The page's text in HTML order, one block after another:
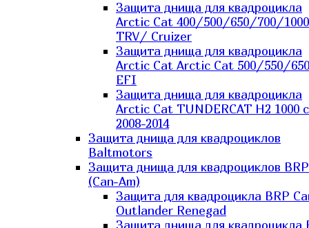
Защита днища для квадроцикла
Arctic Cat 400/500/650/700/1000
TRV/ Cruizer
Защита днища для квадроцикла
Arctic Cat Arctic Cat 500/550/
EFI
Защита днища для квадроцикла
Arctic Cat TUNDERCAT H2 1000 c
2008-2014
Защита днища для квадроциклов
Baltmotors
Защита днища для квадроциклов BRP
(Can-Am)
Защита для квадроцикла BRP
Outlander Renegad
Защита днища для квадроцикла